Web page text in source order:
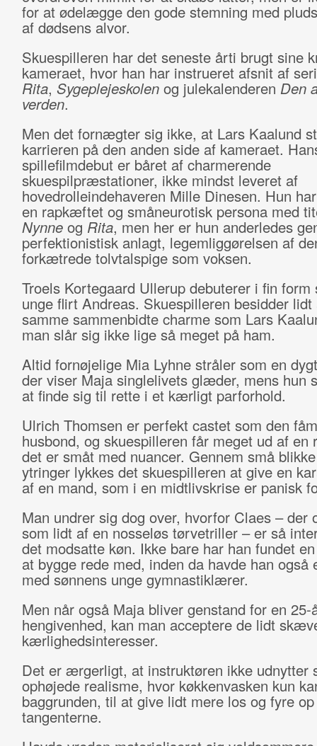
for at ødelægge den gode stemning med
af dødsens alvor.
Skuespilleren har det seneste årti brugt sine
kameraet, hvor han har instrueret afsnit af
Rita, Sygeplejeskolenog julekalenderen Den
verden.
Men det fornægter sig ikke, at Lars Kaalund
karrieren på den anden side af kameraet.
spillefilmdebut er båret af charmerende
skuespilpræstationer, ikke mindst leveret af
hovedrolleindehaveren Mille Dinesen. Hun
en rapkæftet og småneurotisk persona med
Nynneog Rita, men her er hun anderledes
perfektionistisk anlagt, legemliggørelsen af
forkætrede tolvtalspige som voksen.
Troels Kortegaard Ullerup debuterer i fin form
unge flirt Andreas. Skuespilleren besidder lidt
samme sammenbidte charme som Lars
man slår sig ikke lige så meget på ham.
Altid fornøjelige Mia Lyhne stråler som en
der viser Maja singlelivets glæder, mens hun
at finde sig til rette i et kærligt parforhold.
Ulrich Thomsen er perfekt castet som den
husbond, og skuespilleren får meget ud af en
det er småt med nuancer. Gennem små
ytringer lykkes det skuespilleren at give en
af en mand, som i en midtlivskrise er panisk
Man undrer sig dog over, hvorfor Claes – der
som lidt af en nosseløs tørvetriller – er så
det modsatte køn. Ikke bare har han fundet
at bygge rede med, inden da havde han
med sønnens unge gymnastiklærer.
Men når også Maja bliver genstand for en 25-
hengivenhed, kan man acceptere de lidt
kærlighedsinteresser.
Det er ærgerligt, at instruktøren ikke udnytter
ophøjede realisme, hvor køkkenvasken kun
baggrunden, til at give lidt mere los og fyre
tangenterne.